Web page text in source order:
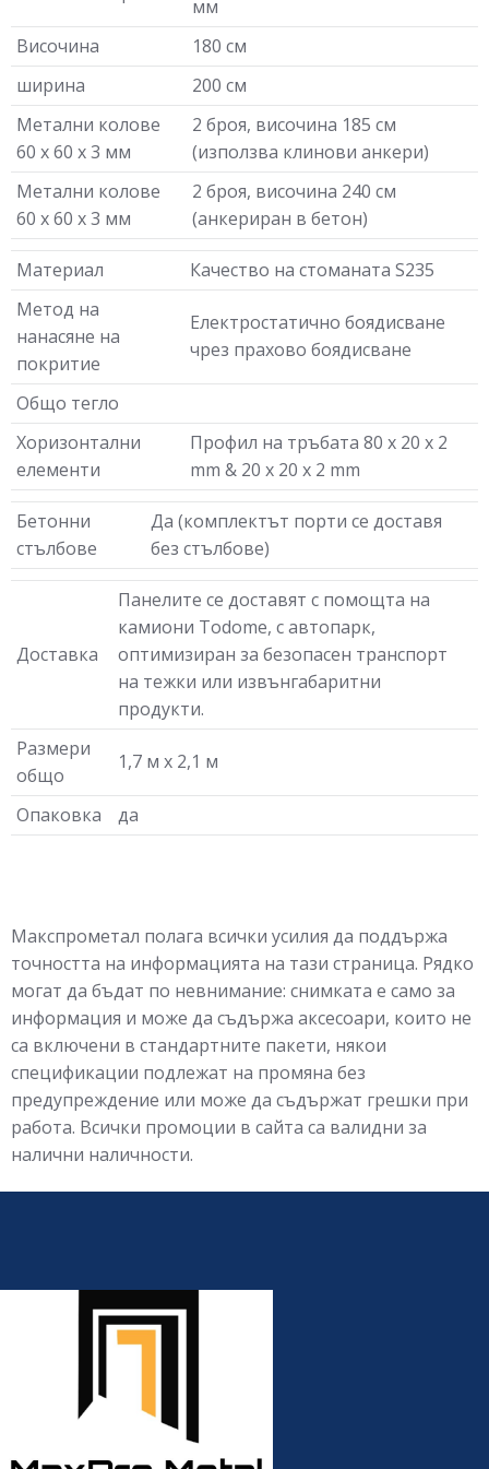
мм
Височина
180 см
ширина
200 см
Метални колове
60 х 60 х 3 мм
2 броя, височина 185 см
(използва клинови анкери)
Метални колове
60 х 60 х 3 мм
2 броя, височина 240 см
(анкериран в бетон)
Материал
Качество на стоманата S235
Метод на
нанасяне на
покритие
Електростатично боядисване
чрез прахово боядисване
Общо тегло
Хоризонтални
елементи
Профил на тръбата 80 x 20 x 2
mm & 20 x 20 x 2 mm
Бетонни
стълбове
Да (комплектът порти се доставя
без стълбове)
Доставка
Панелите се доставят с помощта на
камиони Todome, с автопарк,
оптимизиран за безопасен транспорт
на тежки или извънгабаритни
продукти.
Размери
общо
1,7 м х 2,1 м
Опаковка да
Макспрометал полага всички усилия да поддържа
точността на информацията на тази страница. Рядко
могат да бъдат по невнимание: снимката е само за
информация и може да съдържа аксесоари, които не
са включени в стандартните пакети, някои
спецификации подлежат на промяна без
предупреждение или може да съдържат грешки при
работа. Всички промоции в сайта са валидни за
налични наличности.